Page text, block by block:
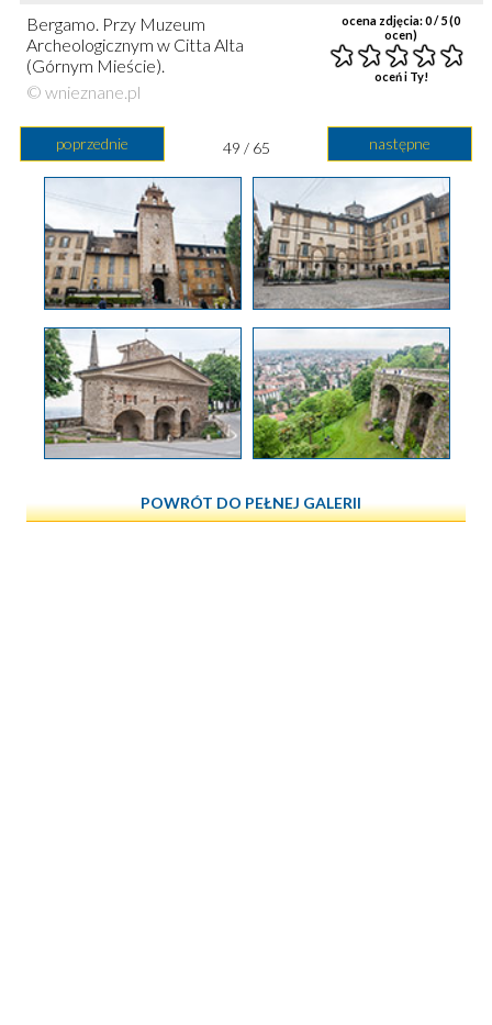
ocena zdjęcia:0/ 5 (0
ocen)
oceń i Ty!
Bergamo. Przy Muzeum
Archeologicznym w Citta Alta
(Górnym Mieście).
© wnieznane.pl
poprzednie następne
49 / 65
POWRÓT DO PEŁNEJ GALERII